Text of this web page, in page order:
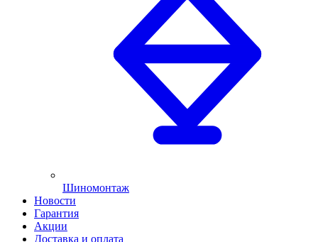
Шиномонтаж
Новости
Гарантия
Акции
Доставка и оплата